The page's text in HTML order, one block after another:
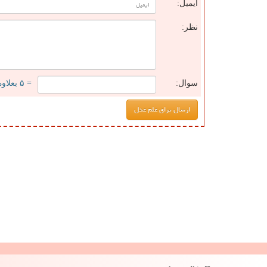
ایمیل:
نظر:
سوال: = ۵ بعلاوه ۱